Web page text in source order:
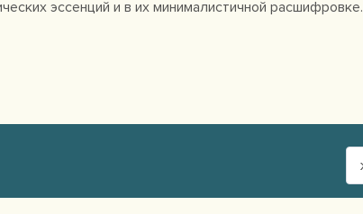
эссенций и в их минималистичной расшифровке.